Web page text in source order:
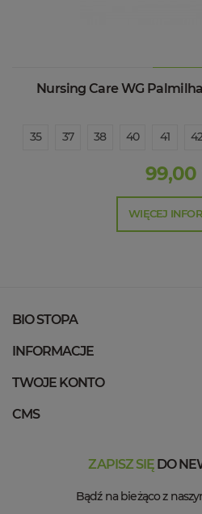
Nursing Care WG
35 37 38 40 41
99,00
WIĘCEJ
BIO STOPA
INFORMACJE
TWOJE KONTO
CMS
ZAPISZ SIĘDO
Bądź na bieżąco z